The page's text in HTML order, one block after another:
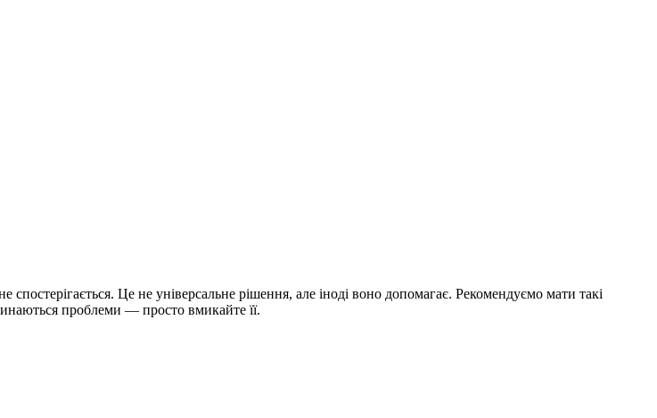
Це не універсальне рішення, але іноді воно допомагає. Рекомендуємо мати такі
проблеми — просто вмикайте її.